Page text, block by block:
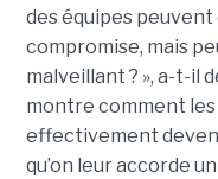
des équipes
compromise, mais
malveillant ? », a-t-il
montre comment
effectivement
qu’on leur accorde